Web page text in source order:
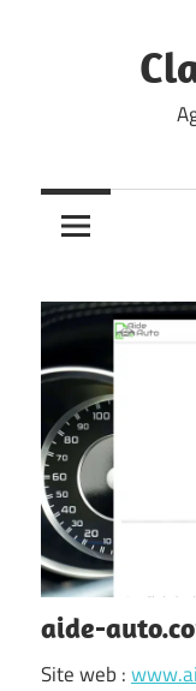
aide-
Site web :